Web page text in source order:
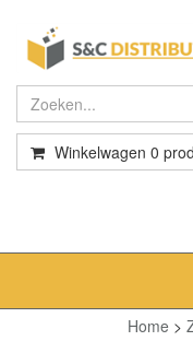
Winkelwagen 0
Home >